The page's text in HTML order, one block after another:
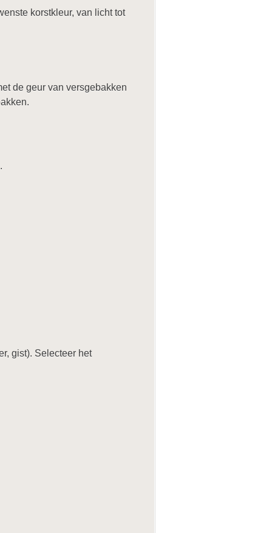
korstkleur, van licht tot
de geur van versgebakken
gist). Selecteer het